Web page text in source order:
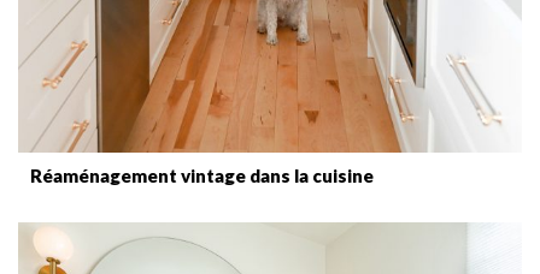
Réaménagement vintage dans la cuisine